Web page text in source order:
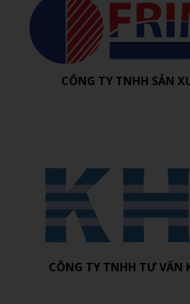
CÔNG TY TNHH SẢN
CÔNG TY TNHH TƯ VẤN